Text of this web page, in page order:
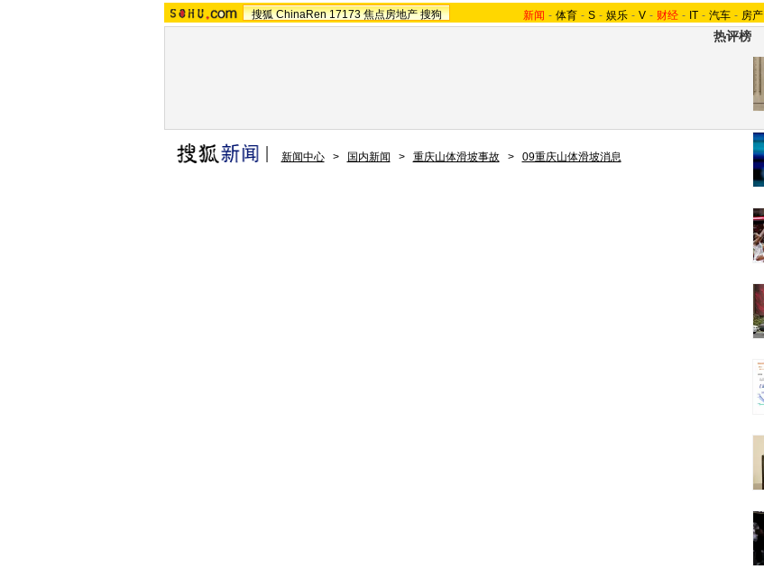
搜狐 ChinaRen 17173 焦点房地产 搜狗 新闻 - 体育 - S - 娱乐 - V - 财经 - IT - 汽车 - 房产
热评榜
新闻中心 > 国内新闻 > 重庆山体滑坡事故 > 09重庆山体滑坡消息